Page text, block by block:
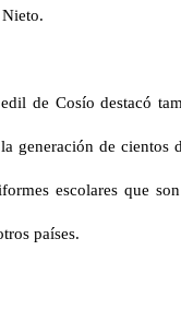
de Cosío destacó
generación de cientos
escolares que
países.